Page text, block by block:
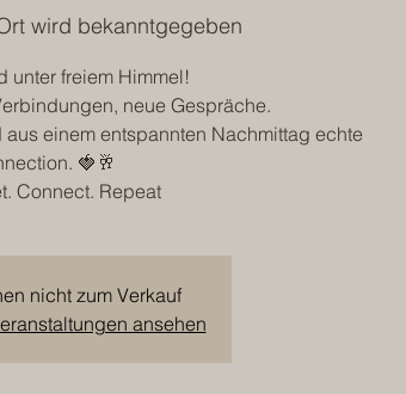
wird bekanntgegeben
unter freiem Himmel!
neue Gespräche.
einem entspannten Nachmittag echte
🍓🥂
Connect. Repeat
nicht zum Verkauf
ansehen